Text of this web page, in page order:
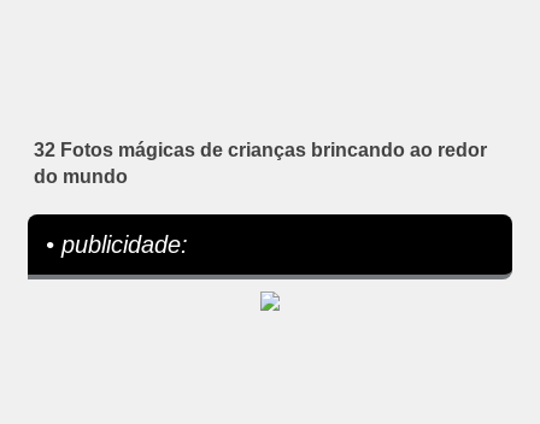
32 Fotos mágicas de crianças brincando ao redor
do mundo
• publicidade: